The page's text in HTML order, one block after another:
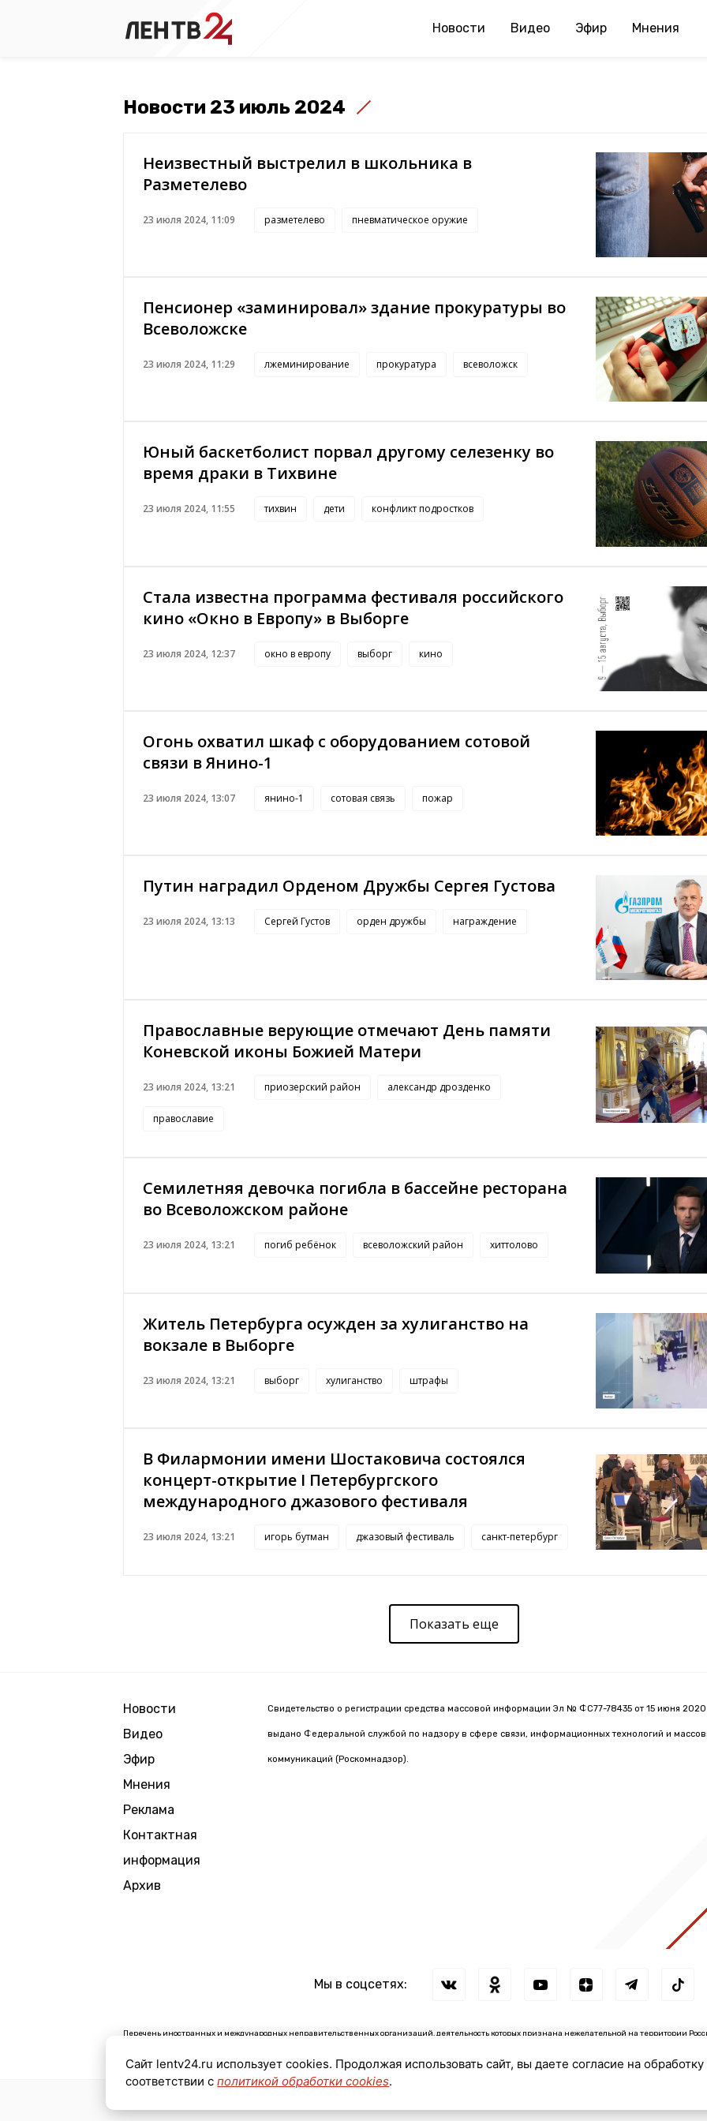
Новости Видео Эфир Мнения
Новости 23 июль 2024
Неизвестный выстрелил в школьника в
Разметелево
23 июля 2024, 11:09 разметелево пневматическое оружие
Пенсионер «заминировал» здание прокуратуры во
Всеволожске
23 июля 2024, 11:29 лжеминирование прокуратура всеволожск
Юный баскетболист порвал другому селезенку во
время драки в Тихвине
23 июля 2024, 11:55 тихвин дети конфликт подростков
Стала известна программа фестиваля российского
кино «Окно в Европу» в Выборге
23 июля 2024, 12:37 окно в европу выборг кино
Огонь охватил шкаф с оборудованием сотовой
связи в Янино-1
23 июля 2024, 13:07 янино-1 сотовая связь пожар
Путин наградил Орденом Дружбы Сергея Густова
23 июля 2024, 13:13 Сергей Густов орден дружбы награждение
Православные верующие отмечают День памяти
Коневской иконы Божией Матери
23 июля 2024, 13:21 приозерский район александр дрозденко
православие
Семилетняя девочка погибла в бассейне ресторана
во Всеволожском районе
23 июля 2024, 13:21 погиб ребёнок всеволожский район хиттолово
Житель Петербурга осужден за хулиганство на
вокзале в Выборге
23 июля 2024, 13:21 выборг хулиганство штрафы
В Филармонии имени Шостаковича состоялся
концерт-открытие I Петербургского
международного джазового фестиваля
23 июля 2024, 13:21 игорь бутман джазовый фестиваль санкт-петербург
Показать еще
Новости
Видео
Эфир
Мнения
Реклама
Контактная
информация
Архив
Свидетельство о регистрации средства массовой информации Эл № ФС77-78435 от 15 июня 2020
выдано Федеральной службой по надзору в сфере связи, информационных технологий и
коммуникаций (Роскомнадзор).
Мы в соцсетях:
Перечень иностранных и международных неправительственных организаций, деятельность которых признана нежелательной на территории
Организации, СМИ и физические лица, признанные в России иностранными агентами: ↓
Сайт lentv24.ru использует cookies. Продолжая использовать сайт, вы даете согласие на
соответствии сполитикой обработки cookies.